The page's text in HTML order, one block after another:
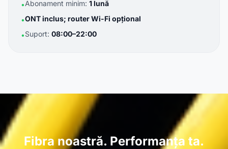
•Abonament minim: 1 lună
•ONT inclus; router Wi-Fi opțional
•Suport: 08:00–22:00
Fibra noastră. Performanța ta.